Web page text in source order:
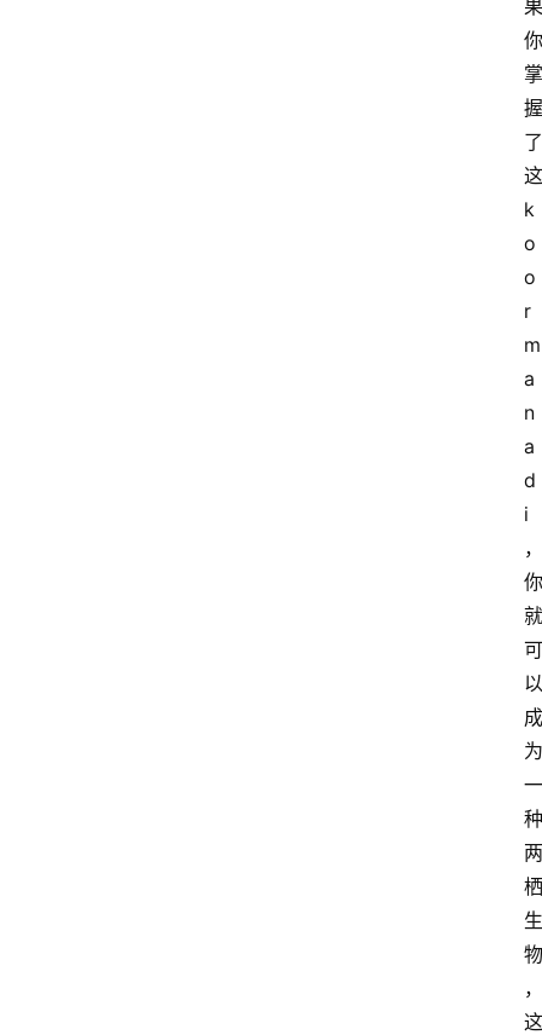
果
你
掌
握
了
这
k
o
o
r
m
a
n
a
d
i
，
你
就
可
以
成
为
一
种
两
栖
生
物
，
这